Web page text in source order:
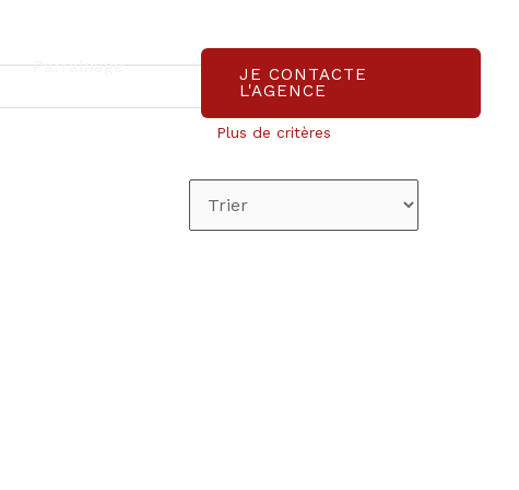
Parrainage
JE CONTACTE
L'AGENCE
Plus de critères